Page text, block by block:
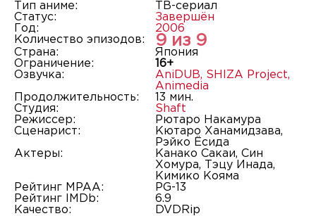
Тип аниме:
ТВ-сериал
Статус:
Завершён
Год:
2006
Количество эпизодов:
9 из 9
Страна:
Япония
Ограничение:
16+
Озвучка:
AniDUB, SHIZA Project,
Animedia
Продолжительность:
13 мин.
Студия:
Shaft
Режиссер:
Рютаро Накамура
Сценарист:
Кютаро Ханамидзава,
Рэйко Ёсида
Актеры:
Канако Сакаи, Син
Хомура, Тэцу Инада,
Кимико Кояма
Рейтинг MPAA:
PG-13
Рейтинг IMDb:
6.9
Качество:
DVDRip